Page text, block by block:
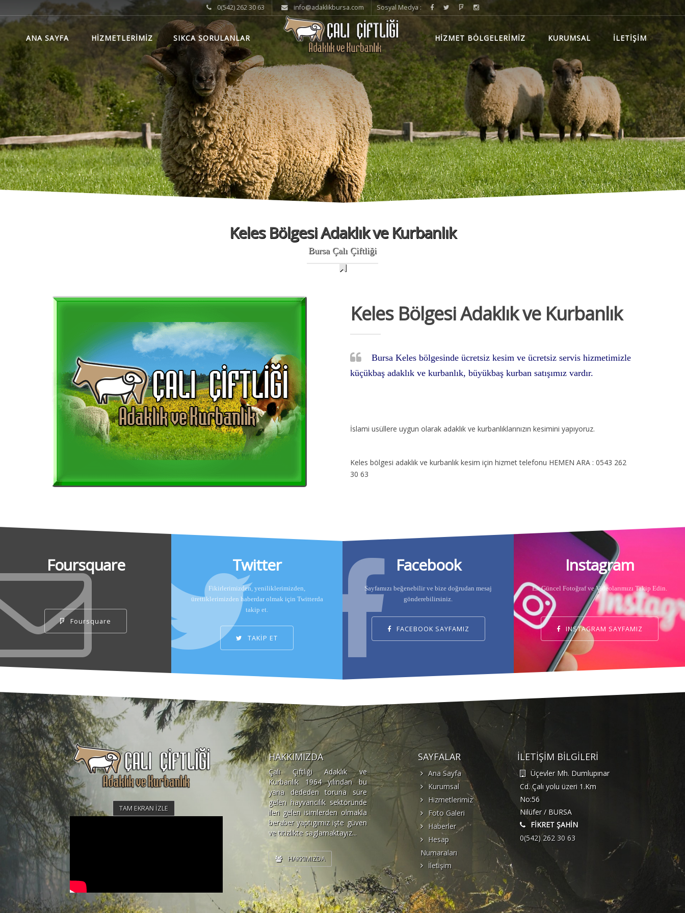
0(542) 262 30 63 info@adaklikbursa.com Sosyal Medya :
ANA SAYFA HİZMETLERİMİZ SIKCA SORULANLAR HİZMET BÖLGELERİMİZ KURUMSAL İLETİŞİM
Keles Bölgesi Adaklık ve Kurbanlık
Bursa Çalı Çiftliği
Keles Bölgesi Adaklık ve Kurbanlık
Bursa Keles bölgesinde ücretsiz kesim ve ücretsiz servis hizmetimizle
küçükbaş adaklık ve kurbanlık, büyükbaş kurban satışımız vardır.
İslami usüllere uygun olarak adaklık ve kurbanlıklarınızın kesimini yapıyoruz.
Keles bölgesi adaklık ve kurbanlık kesim için hizmet telefonu HEMEN ARA : 0543 262
30 63
Foursquare
Foursquare
Twitter
Fikirlerimizden, yeniliklerimizden,
ürettiklerimizden haberdar olmak için Twitterda
takip et.
TAKİP ET
Facebook
Sayfamızı beğenebilir ve bize doğrudan mesaj
gönderebilirsiniz.
FACEBOOK SAYFAMIZ
Instagram
En Güncel Fotoğraf ve Videolarımızı Takip Edin.
INSTAGRAM SAYFAMIZ
TAM EKRAN İZLE
HAKKIMIZDA
Çalı Çiftliği Adaklık ve
Kurbanlık 1964 yılından bu
yana dededen toruna süre
gelen hayvancılık sektöründe
ileri gelen isimlerden olmakla
beraber yaptıgımız işte güven
ve titizlikte saglamaktayız...
HAKKIMIZDA
SAYFALAR
Ana Sayfa
Kurumsal
Hizmetlerimiz
Foto Galeri
Haberler
Hesap
Numaraları
İletişim
İLETİŞİM BİLGİLERİ
Üçevler Mh. Dumlupınar
Cd. Çalı yolu üzeri 1.Km
No:56
Nilüfer / BURSA
FİKRET ŞAHİN
0(542) 262 30 63